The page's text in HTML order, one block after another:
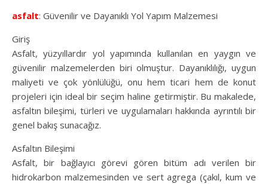
asfalt: Güvenilir ve Dayanıklı Yol Yapım Malzemesi
Giriş
Asfalt, yüzyıllardır yol yapımında kullanılan en yaygın ve
güvenilir malzemelerden biri olmuştur. Dayanıklılığı, uygun
maliyeti ve çok yönlülüğü, onu hem ticari hem de konut
projeleri için ideal bir seçim haline getirmiştir. Bu makalede,
asfaltın bileşimi, türleri ve uygulamaları hakkında ayrıntılı bir
genel bakış sunacağız.
Asfaltın Bileşimi
Asfalt, bir bağlayıcı görevi gören bitüm adı verilen bir
hidrokarbon malzemesinden ve sert agrega (çakıl, kum ve